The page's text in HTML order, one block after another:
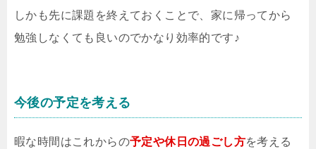
しかも先に課題を終えておくことで、家に帰ってから
勉強しなくても良いのでかなり効率的です♪
今後の予定を考える
暇な時間はこれからの予定や休日の過ごし方を考える